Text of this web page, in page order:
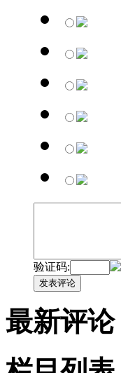
验证码:
发表评论
最新评论